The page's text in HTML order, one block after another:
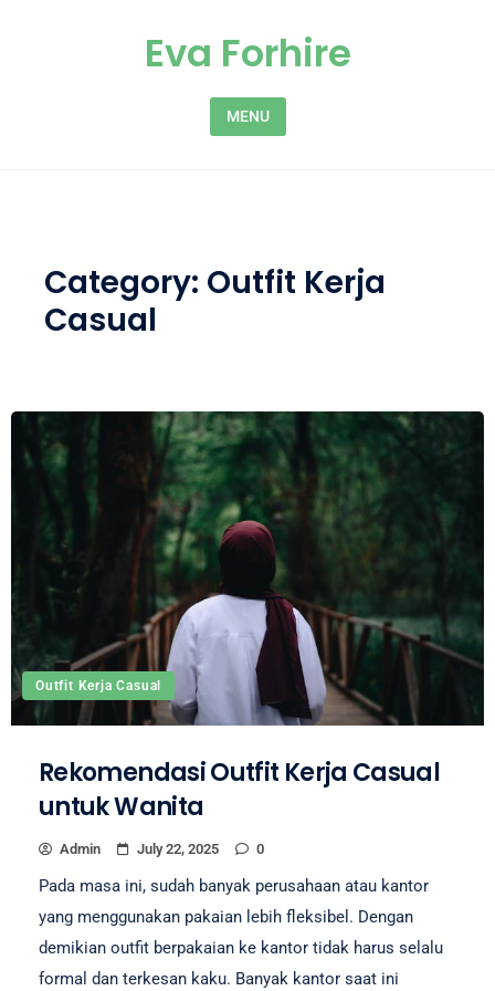
Eva Forhire
MENU
Category: Outfit Kerja
Casual
Outfit Kerja Casual
Rekomendasi Outfit Kerja Casual
untuk Wanita
Admin July 22, 2025 0
Pada masa ini, sudah banyak perusahaan atau kantor
yang menggunakan pakaian lebih fleksibel. Dengan
demikian outfit berpakaian ke kantor tidak harus selalu
formal dan terkesan kaku. Banyak kantor saat ini